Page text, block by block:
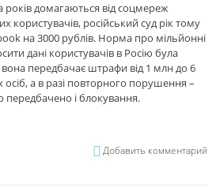
років домагаються від соцмереж
користувачів, російський суд рік тому
на 3000 рублів. Норма про мільйонні
дані користувачів в Росію була
вона передбачає штрафи від 1 млн до 6
а в разі повторного порушення –
передбачено і блокування.
Добавить комментарий